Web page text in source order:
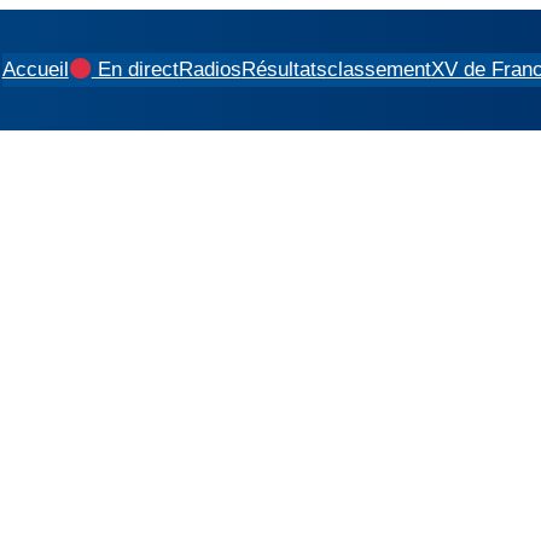
Accueil En directRadiosRésultatsclassementXV de